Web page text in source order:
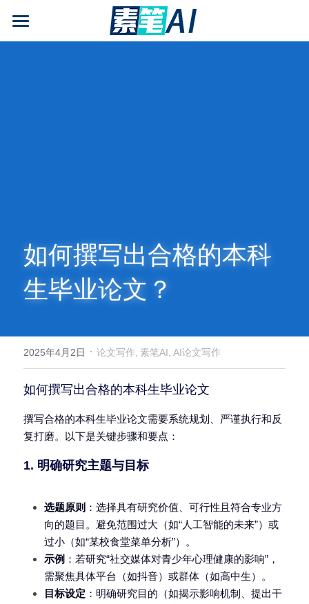
免费福利
如何撰写出合格的本科
生毕业论文？
2025年4月2日 · 论文写作, 素笔AI, AI论文写作
如何撰写出合格的本科生毕业论文
撰写合格的本科生毕业论文需要系统规划、严谨执行和反
复打磨。以下是关键步骤和要点：
1. 明确研究主题与目标
选题原则 ：选择具有研究价值、可行性且符合专业方
向的题目。避免范围过大（如“人工智能的未来”）或
过小（如“某校食堂菜单分析”）。
示例 ：若研究“社交媒体对青少年心理健康的影响”，
需聚焦具体平台（如抖音）或群体（如高中生）。
目标设定 ：明确研究目的（如揭示影响机制、提出干